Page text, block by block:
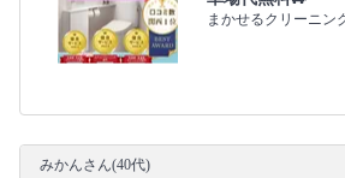
まかせるクリーニン
みかんさん(40代)